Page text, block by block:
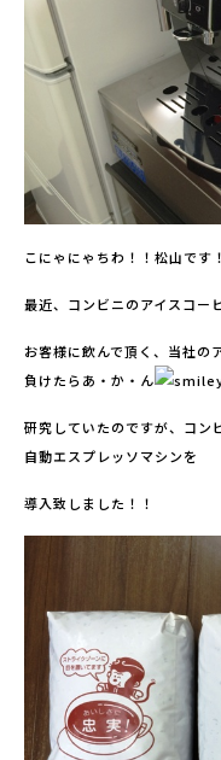
こにゃにゃちわ！！松山です！
最近、コンビニのアイスコー
お客様に飲んで頂く、当社の
負けたらあ・か・ん
研究していたのですが、コン
自動エスプレッソマシンを
導入致しました！！